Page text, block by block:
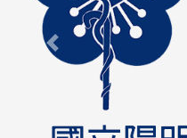
Previous